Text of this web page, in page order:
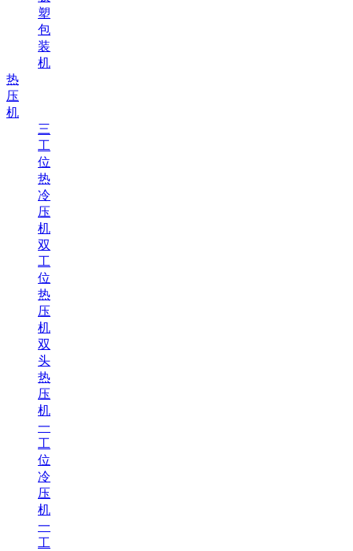
塑
包
装
机
热
压
机
三
工
位
热
冷
压
机
双
工
位
热
压
机
双
头
热
压
机
一
工
位
冷
压
机
一
工